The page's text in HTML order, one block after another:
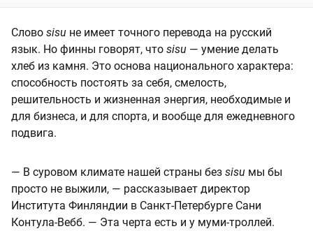
Слово sisu не имеет точного перевода на русский
язык. Но финны говорят, что sisu — умение делать
хлеб из камня. Это основа национального характера:
способность постоять за себя, смелость,
решительность и жизненная энергия, необходимые и
для бизнеса, и для спорта, и вообще для ежедневного
подвига.
— В суровом климате нашей страны без sisu мы бы
просто не выжили, — рассказывает директор
Института Финляндии в Санкт-Петербурге Сани
Контула-Вебб. — Эта черта есть и у муми-троллей.